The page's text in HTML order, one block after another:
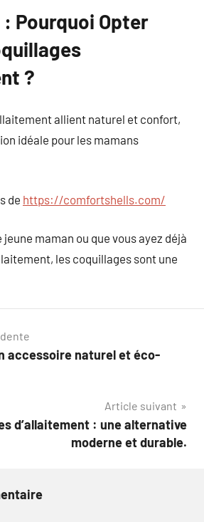
Pourquoi Opter
?
allient naturel et confort,
idéale pour les mamans
de https://comfortshells.com/
jeune maman ou que vous ayez déjà
les coquillages sont une
accessoire naturel et éco-
Article suivant
d’allaitement : une alternative
moderne et durable.